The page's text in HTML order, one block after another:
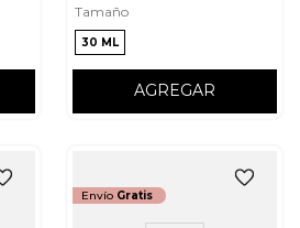
Tamaño
30 ML
AGREGAR
Envío Gratis